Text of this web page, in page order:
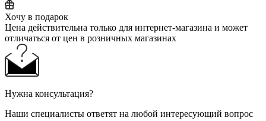
Хочу в подарок
Цена действительна только для интернет-магазина и может
отличаться от цен в розничных магазинах
Нужна консультация?
Наши специалисты ответят на любой интересующий вопрос